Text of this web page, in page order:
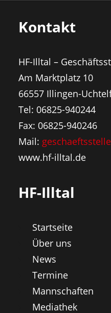
Kontakt
HF-Illtal –
Am Marktplatz 10
66557 Illingen-
Tel: 06825-940244
Fax: 06825-940246
Mail:
www.hf-illtal.de
HF-Illtal
Startseite
Über uns
News
Termine
Mannschaften
Mediathek